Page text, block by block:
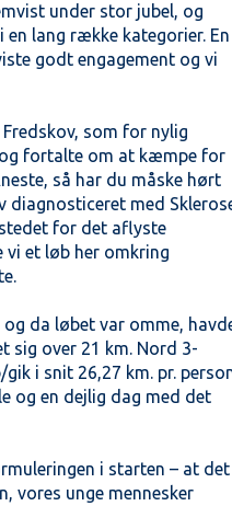
under stor jubel, og
lang række kategorier. En
godt engagement og vi
som for nylig
fortalte om at kæmpe for
så har du måske hørt
diagnosticeret med
for det aflyste
vi et løb her omkring
da løbet var omme,
sig over 21 km. Nord 3-
i snit 26,27 km. pr.
og en dejlig dag med det
i starten – at det
vores unge mennesker